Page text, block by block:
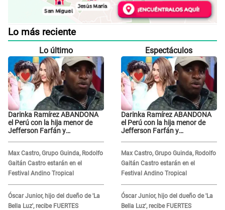
Lo más reciente
Lo último
Darinka Ramírez ABANDONA
el Perú con la hija menor de
Jefferson Farfán y
Max Castro, Grupo Guinda, Rodolfo
Gaitán Castro estarán en el
Festival Andino Tropical
Óscar Junior, hijo del dueño de 'La
Bella Luz', recibe FUERTES
Espectáculos
Darinka Ramírez ABANDONA
el Perú con la hija menor de
Jefferson Farfán y
Max Castro, Grupo Guinda, Rodolfo
Gaitán Castro estarán en el
Festival Andino Tropical
Óscar Junior, hijo del dueño de 'La
Bella Luz', recibe FUERTES